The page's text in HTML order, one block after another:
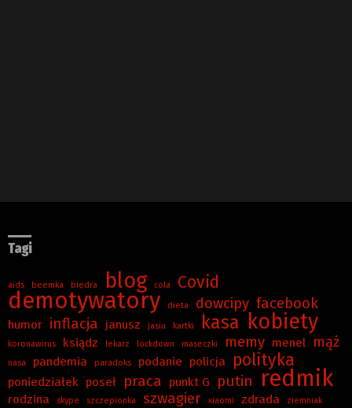
Tagi
aids beemka biedra blog cola Covid
demotywatory dieta dowcipy facebook
humor inflacja janusz jasiu kartki kasa kobiety
koronawirus ksiądz lekarz lockdown maseczki memy menel mąż
nasa pandemia paradoks podanie policja polityka
poniedziałek poseł praca punkt G putin redmik
rodzina skype szczepionka szwagier xiaomi zdrada
ziemniak